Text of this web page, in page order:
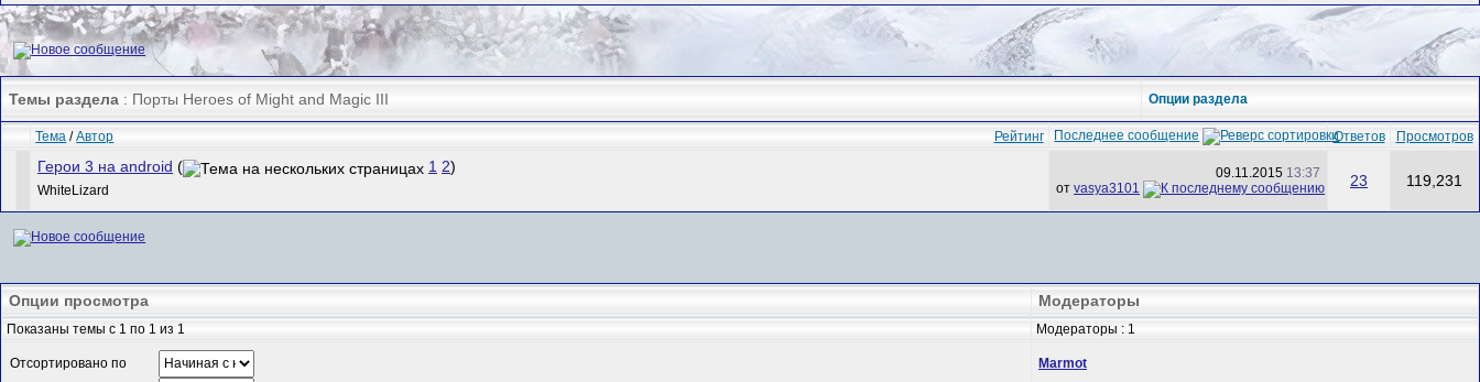
Темы раздела : Порты Heroes of Might and Magic III Опции раздела
Рейтинг
Тема /Автор Последнее сообщение Ответов Просмотров
Герои 3 на android ( 1 2)
WhiteLizard
09.11.2015 13:37
от vasya3101 23 119,231
Опции просмотра Модераторы
Показаны темы с 1 по 1 из 1 Модераторы : 1
Отсортировано по
Marmot